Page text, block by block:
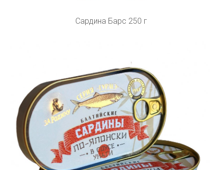
Сардина Барс 250 г